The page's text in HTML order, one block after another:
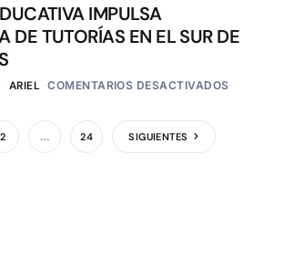
IMPULSA
DE TUTORÍAS EN EL SUR DE
ARIEL COMENTARIOS DESACTIVADOS
2 … 24 SIGUIENTES